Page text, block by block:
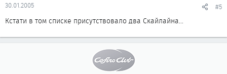
30.01.2005 #5
Кстати в том списке присутствовало два Скайлайна...